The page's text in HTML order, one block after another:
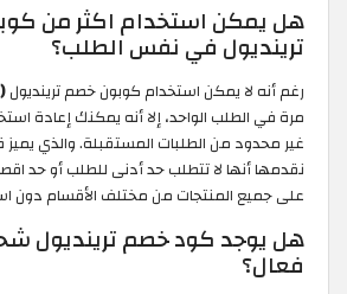
هل يمكن استخدام اكثر من
ترينديول في نفس الطلب؟
رغم أنه لا يمكن استخدام كوبون خصم ترينديول(RAGHDX)
مرة في الطلب الواحد، إلا أنه يمكنك إعادة
غير محدود من الطلبات المستقبلة. والذي
نقدمها أنها لا تتطلب حد أدنى للطلب أو حد
على جميع المنتجات من مختلف الأقسام دون
هل يوجد كود خصم ترينديول
فعال؟